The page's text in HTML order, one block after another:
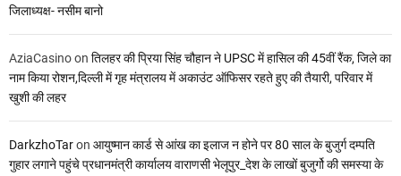
जिलाध्यक्ष- नसीम बानो
AziaCasinoon तिलहर की प्रिया सिंह चौहान ने UPSC में हासिल की 45वीं रैंक, जिले का
नाम किया रोशन,दिल्ली में गृह मंत्रालय में अकाउंट ऑफिसर रहते हुए की तैयारी, परिवार में
खुशी की लहर
DarkzhoTaron आयुष्मान कार्ड से आंख का इलाज न होने पर 80 साल के बुजुर्ग दम्पति
गुहार लगाने पहुंचे प्रधानमंत्री कार्यालय वाराणसी भेलूपुर_देश के लाखों बुजुर्गो की समस्या के